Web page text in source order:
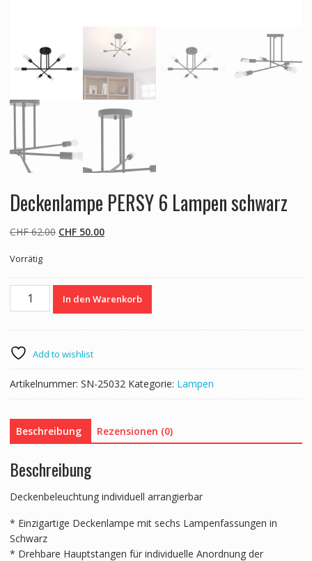
Deckenlampe PERSY 6 Lampen schwarz
CHF62.00 Ursprünglicher
CHF 62.00
CHF50.00Aktueller
CHF 50.00.
Vorrätig
Deckenlampe
PERSY
schwarz
Menge
In den Warenkorb
Add to wishlist
Artikelnummer: SN-25032 Kategorie: Lampen
Beschreibung Rezensionen (0)
Beschreibung
Deckenbeleuchtung individuell arrangierbar
* Einzigartige Deckenlampe mit sechs Lampenfassungen in
Schwarz
* Drehbare Hauptstangen für individuelle Anordnung der